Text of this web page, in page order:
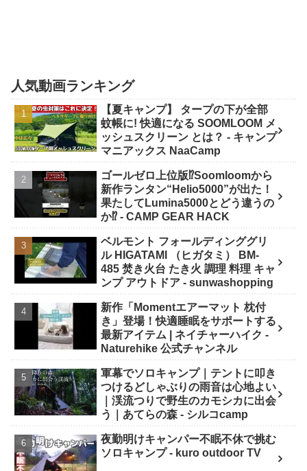
人気動画ランキング
【夏キャンプ】 タープの下が全部
蚊帳に! 快適になる SOOMLOOM メ
ッシュスクリーン とは？ - キャンプ
マニアックス NaaCamp
ゴールゼロ上位版⁉️Soomloomから
新作ランタン“Helio5000”が出た！
果たしてLumina5000とどう違うの
か⁉️ - CAMP GEAR HACK
ベルモント フォールディンググリ
ル HIGATAMI （ヒガタミ） BM-
485 焚き火台 たき火 調理 料理 キャ
ンプ アウトドア - sunwashopping
新作「Momentエアーマット 枕付
き」登場！快適睡眠をサポートする
最新アイテム | ネイチャーハイク -
Naturehike 公式チャンネル
軍幕でソロキャンプ｜テントに叩き
つけるどしゃぶりの雨音は心地よい
｜渓流つりで野生のカモシカに出会
う｜あてらの森 - シルコcamp
夜勤明けキャンパー不眠不休で挑む
ソロキャンプ - kuro outdoor TV